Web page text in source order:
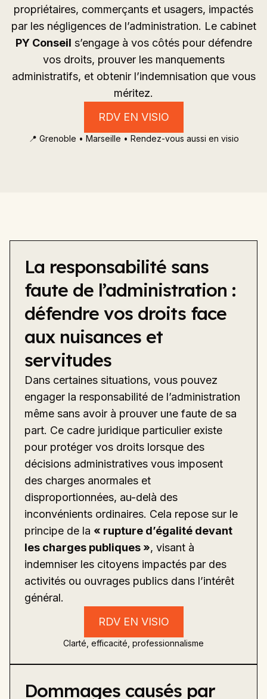
propriétaires, commerçants et usagers, impactés
par les négligences de l’administration. Le cabinet
PY Conseil s’engage à vos côtés pour défendre
vos droits, prouver les manquements
administratifs, et obtenir l’indemnisation que vous
méritez.
RDV EN VISIO
📍 Grenoble • Marseille • Rendez-vous aussi en visio
La responsabilité sans
faute de l’administration :
défendre vos droits face
aux nuisances et
servitudes
Dans certaines situations, vous pouvez
engager la responsabilité de l’administration
même sans avoir à prouver une faute de sa
part. Ce cadre juridique particulier existe
pour protéger vos droits lorsque des
décisions administratives vous imposent
des charges anormales et
disproportionnées, au-delà des
inconvénients ordinaires. Cela repose sur le
principe de la « rupture d’égalité devant
les charges publiques », visant à
indemniser les citoyens impactés par des
activités ou ouvrages publics dans l’intérêt
général.
RDV EN VISIO
Clarté, efficacité, professionnalisme
Dommages causés par